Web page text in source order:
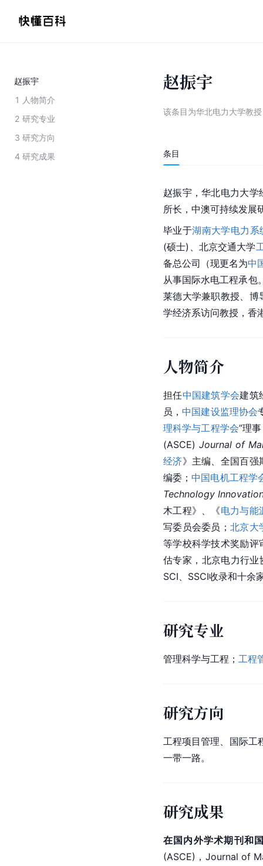
赵振宇
1 人物简介
2 研究专业
3 研究方向
4 研究成果
赵振宇
该条目为华北电力大学教授
条目
赵振宇，华北电力大学
所长，中澳可持续发展
毕业于湖南大学电力系
(硕士)、北京交通大学
备总公司（现更名为中
从事国际水电工程承包
莱德大学兼职教授、博
学经济系访问教授，香
人物简介
担任中国建筑学会建筑
员，中国建设监理协会
理科学与工程学会”理
(ASCE) Journal of
经济》主编、全国百强
编委；中国电机工程学
Technology
木工程》、《电力与能
写委员会委员； 北京大
等学校科学技术奖励评
估专家，北京电力行
SCI、SSCI收录和十余
研究专业
管理科学与工程； 工程
研究方向
工程项目管理、国际工
一带一路。
研究成果
在国内外学术期刊和
(ASCE)，Journal of